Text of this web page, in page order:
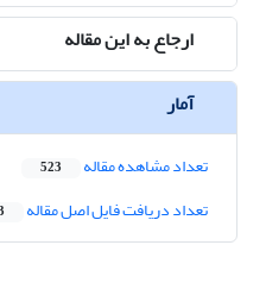
ارجاع به این مقاله
آمار
تعداد مشاهده مقاله 523
تعداد دریافت فایل اصل مقاله